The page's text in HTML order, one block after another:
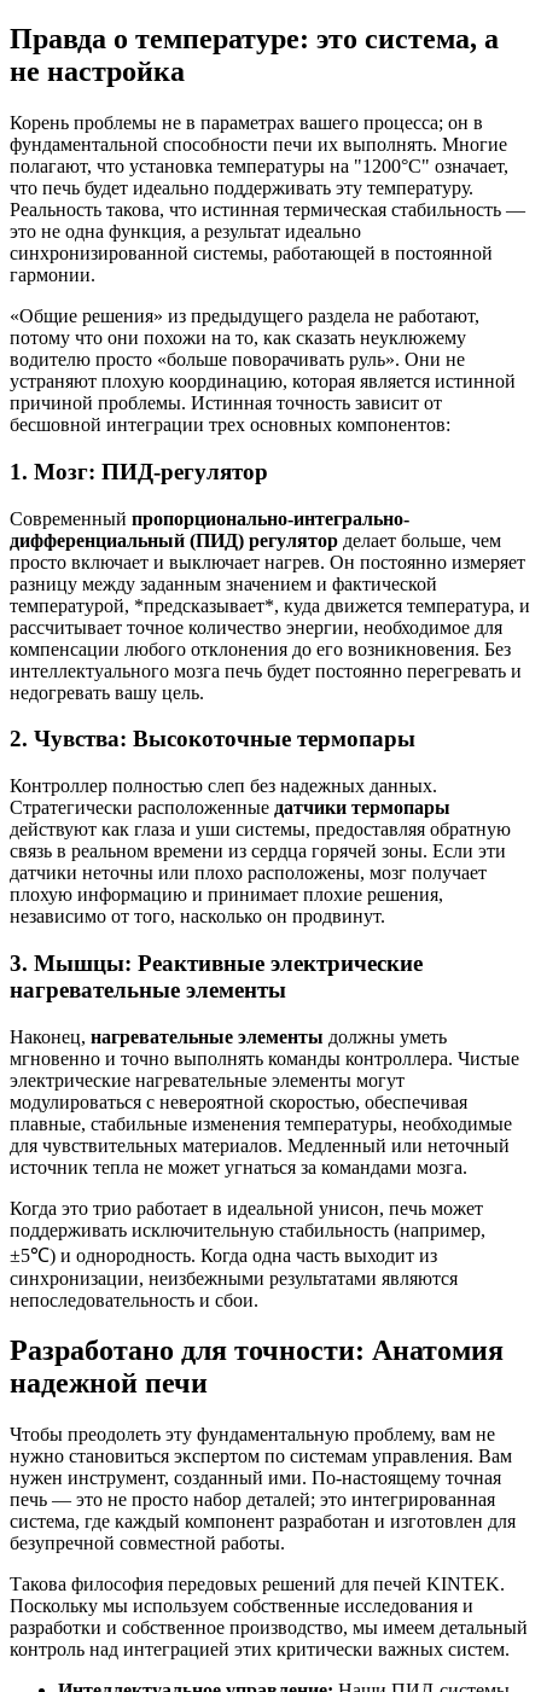
Правда о температуре: это система, а
не настройка
Корень проблемы не в параметрах вашего процесса; он в
фундаментальной способности печи их выполнять. Многие
полагают, что установка температуры на "1200°C" означает,
что печь будет идеально поддерживать эту температуру.
Реальность такова, что истинная термическая стабильность —
это не одна функция, а результат идеально
синхронизированной системы, работающей в постоянной
гармонии.
«Общие решения» из предыдущего раздела не работают,
потому что они похожи на то, как сказать неуклюжему
водителю просто «больше поворачивать руль». Они не
устраняют плохую координацию, которая является истинной
причиной проблемы. Истинная точность зависит от
бесшовной интеграции трех основных компонентов:
1. Мозг: ПИД-регулятор
Современный пропорционально-интегрально-
дифференциальный (ПИД) регулятор делает больше, чем
просто включает и выключает нагрев. Он постоянно измеряет
разницу между заданным значением и фактической
температурой, *предсказывает*, куда движется температура, и
рассчитывает точное количество энергии, необходимое для
компенсации любого отклонения до его возникновения. Без
интеллектуального мозга печь будет постоянно перегревать и
недогревать вашу цель.
2. Чувства: Высокоточные термопары
Контроллер полностью слеп без надежных данных.
Стратегически расположенные датчики термопары
действуют как глаза и уши системы, предоставляя обратную
связь в реальном времени из сердца горячей зоны. Если эти
датчики неточны или плохо расположены, мозг получает
плохую информацию и принимает плохие решения,
независимо от того, насколько он продвинут.
3. Мышцы: Реактивные электрические
нагревательные элементы
Наконец, нагревательные элементы должны уметь
мгновенно и точно выполнять команды контроллера. Чистые
электрические нагревательные элементы могут
модулироваться с невероятной скоростью, обеспечивая
плавные, стабильные изменения температуры, необходимые
для чувствительных материалов. Медленный или неточный
источник тепла не может угнаться за командами мозга.
Когда это трио работает в идеальной унисон, печь может
поддерживать исключительную стабильность (например,
±5℃) и однородность. Когда одна часть выходит из
синхронизации, неизбежными результатами являются
непоследовательность и сбои.
Разработано для точности: Анатомия
надежной печи
Чтобы преодолеть эту фундаментальную проблему, вам не
нужно становиться экспертом по системам управления. Вам
нужен инструмент, созданный ими. По-настоящему точная
печь — это не просто набор деталей; это интегрированная
система, где каждый компонент разработан и изготовлен для
безупречной совместной работы.
Такова философия передовых решений для печей KINTEK.
Поскольку мы используем собственные исследования и
разработки и собственное производство, мы имеем детальный
контроль над интеграцией этих критически важных систем.